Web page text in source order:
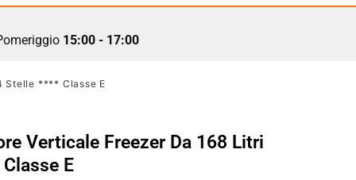
15:00 - 17:00
Stelle **** Classe E
Verticale Freezer Da 168 Litri
E